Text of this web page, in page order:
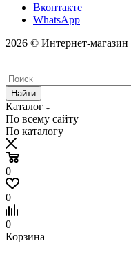
Вконтакте
WhatsApp
2026 © Интернет-
Найти
Каталог
По всему сайту
По каталогу
0
0
0
Корзина